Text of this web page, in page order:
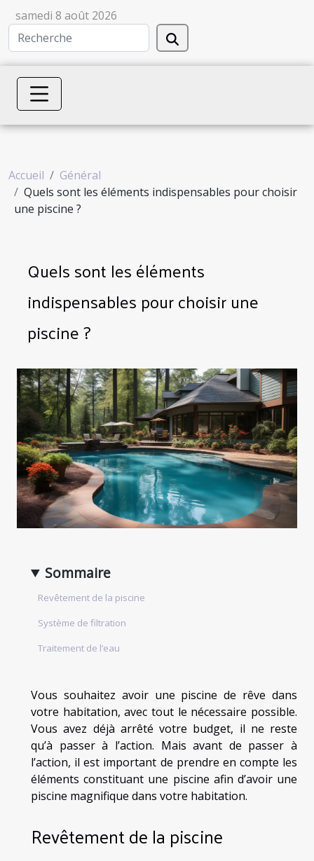
samedi 8 août 2026
Accueil
Général
Quels sont les éléments indispensables pour choisir
une piscine ?
Quels sont les éléments
indispensables pour choisir une
piscine ?
Sommaire
Revêtement de la piscine
Système de filtration
Traitement de l’eau
Vous souhaitez avoir une piscine de rêve dans
votre habitation, avec tout le nécessaire possible.
Vous avez déjà arrêté votre budget, il ne reste
qu’à passer à l’action. Mais avant de passer à
l’action, il est important de prendre en compte les
éléments constituant une piscine afin d’avoir une
piscine magnifique dans votre habitation.
Revêtement de la piscine